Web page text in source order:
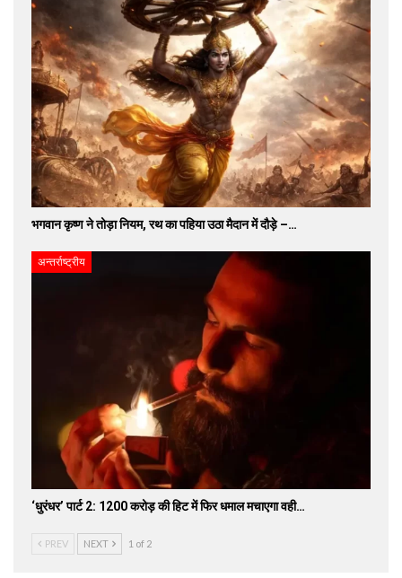
भगवान कृष्ण ने तोड़ा नियम, रथ का पहिया उठा मैदान में दौड़े –…
अन्तर्राष्ट्रीय
‘धुरंधर’ पार्ट 2: 1200 करोड़ की हिट में फिर धमाल मचाएगा वही…
PREV NEXT 1 of 2